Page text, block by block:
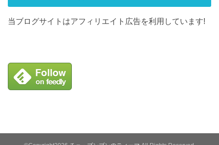
当ブログサイトはアフィリエイト広告を利用しています!